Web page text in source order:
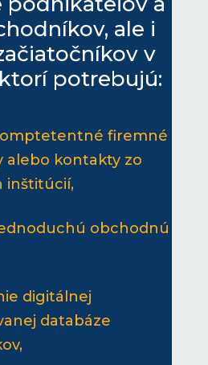
ale i
v
potrebujú:
firemné
alebo kontakty zo
inštitúcií,
obchodnú
digitálnej
databáze